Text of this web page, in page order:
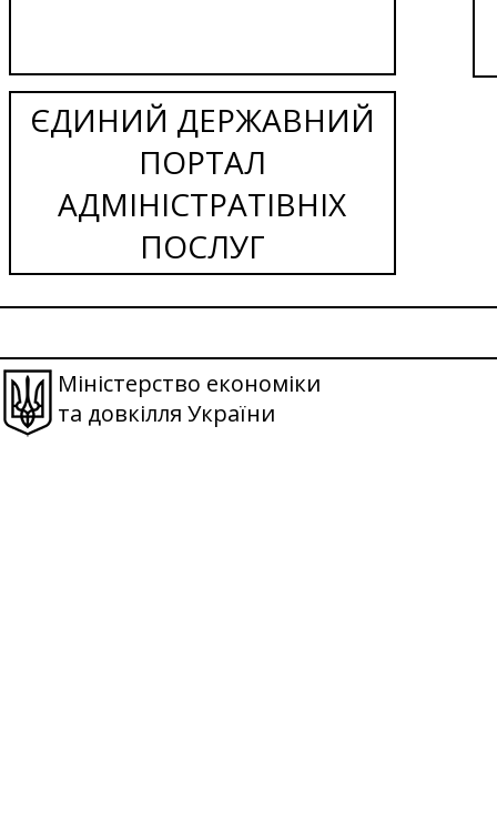
ЄДИНИЙ ДЕРЖАВНИЙ
ПОРТАЛ
АДМІНІСТРАТІВНІХ
ПОСЛУГ
Міністерство економіки
та довкілля України